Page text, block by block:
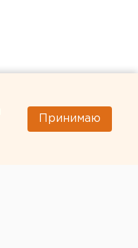
Принимаю